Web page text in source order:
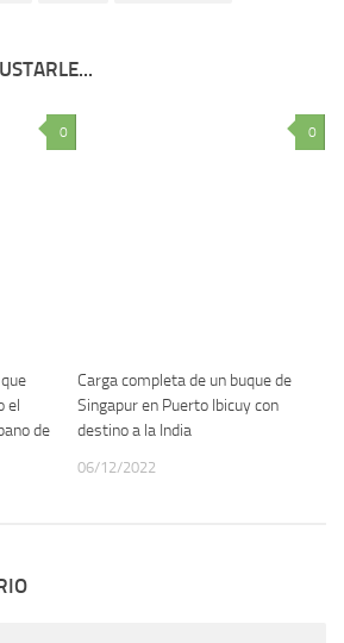
0
el
de
0
Carga completa de un buque de
Singapur en Puerto Ibicuy con
destino a la India
06/12/2022